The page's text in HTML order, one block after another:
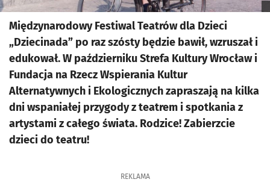
Międzynarodowy Festiwal Teatrów dla Dzieci
„Dziecinada” po raz szósty będzie bawił, wzruszał i
edukował. W październiku Strefa Kultury Wrocław i
Fundacja na Rzecz Wspierania Kultur
Alternatywnych i Ekologicznych zapraszają na kilka
dni wspaniałej przygody z teatrem i spotkania z
artystami z całego świata. Rodzice! Zabierzcie
dzieci do teatru!
REKLAMA